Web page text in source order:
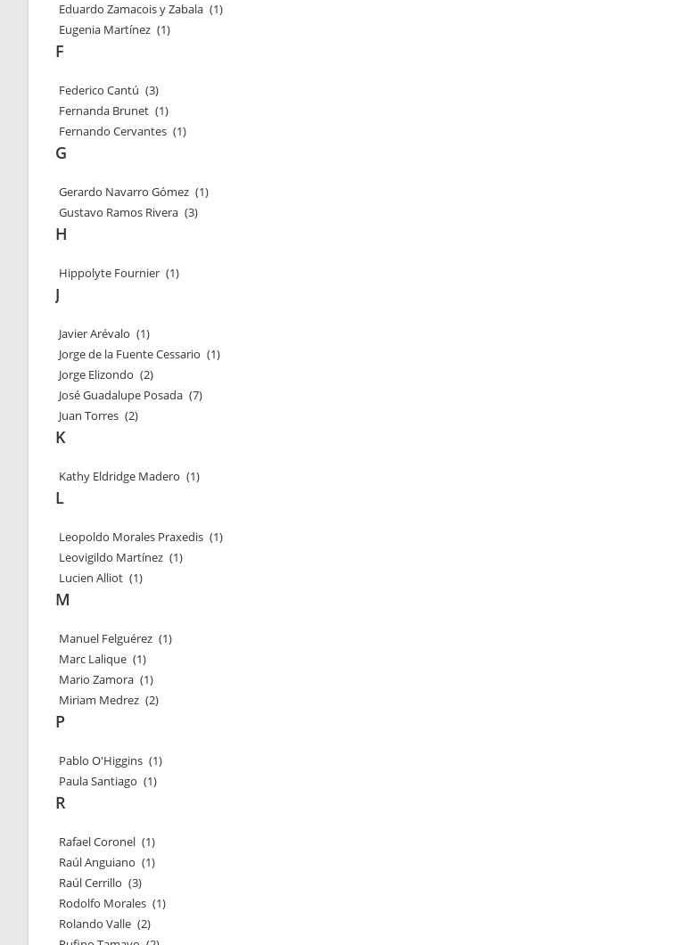
Eduardo Zamacois y Zabala (1)
Eugenia Martínez (1)
F
Federico Cantú (3)
Fernanda Brunet (1)
Fernando Cervantes (1)
G
Gerardo Navarro Gómez (1)
Gustavo Ramos Rivera (3)
H
Hippolyte Fournier (1)
J
Javier Arévalo (1)
Jorge de la Fuente Cessario (1)
Jorge Elizondo (2)
José Guadalupe Posada (7)
Juan Torres (2)
K
Kathy Eldridge Madero (1)
L
Leopoldo Morales Praxedis (1)
Leovigildo Martínez (1)
Lucien Alliot (1)
M
Manuel Felguérez (1)
Marc Lalique (1)
Mario Zamora (1)
Miriam Medrez (2)
P
Pablo O'Higgins (1)
Paula Santiago (1)
R
Rafael Coronel (1)
Raúl Anguiano (1)
Raúl Cerrillo (3)
Rodolfo Morales (1)
Rolando Valle (2)